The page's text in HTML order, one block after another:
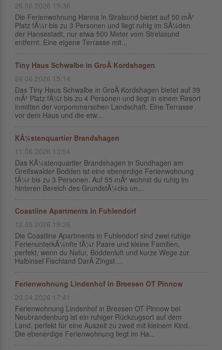
26.06.2026 15:36
Die Ferienwohnung Hanna in Stralsund bietet auf 50 mÂ²
Platz fÃ¼r bis zu 3 Personen und liegt ruhig im SÃ¼den
der Hansestadt, nur etwa 500 Meter vom Strelasund
entfernt. Eine eigene Terrasse mit...
Tiny Haus Schwalbe in GroÃ Kordshagen
24.06.2026 15:14
Das Tiny Haus Schwalbe in GroÃ Kordshagen bietet auf 39
mÂ² Platz fÃ¼r bis zu 4 Personen und liegt in einem Resort
inmitten der vorpommerschen Landschaft. Eine Terrasse
vor dem Haus und die etw...
KÃ¼stenquartier Brandshagen
11.06.2026 13:54
Das KÃ¼stenquartier Brandshagen in Sundhagen am
Greifswalder Bodden ist eine ebenerdige Ferienwohnung
fÃ¼r bis zu 3 Personen. Auf 55 mÂ² wohnst du ruhig im
hinteren Bereich des GrundstÃ¼cks un...
Coastline Apartments in Fuhlendorf
12.05.2026 19:26
Die Coastline Apartments in Fuhlendorf sind zwei ruhige
FerienunterkÃ¼nfte fÃ¼r Paare und kleine Familien,
perfekt, wenn du Natur, Boddenluft und kurze Wege zur
Halbinsel Fischland DarÃ Zingst ...
Ferienwohnung Lindenhof in Breesen OT Pinnow
20.04.2026 17:41
Ferienwohnung Lindenhof in Breesen OT Pinnow bei
Neubrandenburg ist ein ruhiger Rückzugsort auf dem
Land, perfekt für eine Auszeit zu zweit mit kleinem Kind.
Die ebenerdige Ferienwohnung liegt im Ha...